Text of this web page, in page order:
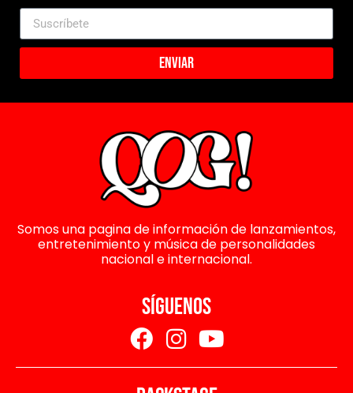
Enviar
Somos una pagina de información de lanzamientos,
entretenimiento y música de personalidades
nacional e internacional.
SÍGUENOS